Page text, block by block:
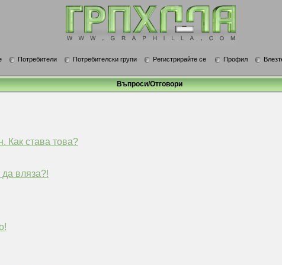
Потребители Потребителски групи Регистрирайте се Профил
Въпроси/Отговори
Как става това?
вляза?!